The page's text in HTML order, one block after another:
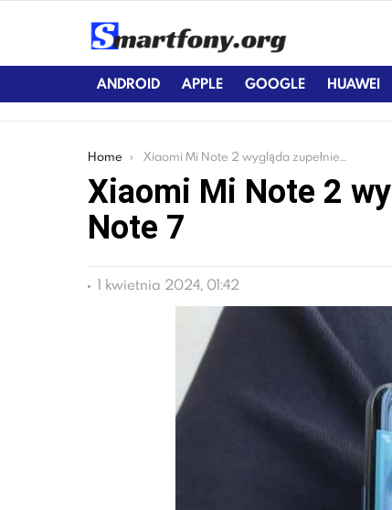
ANDROID APPLE GOOGLE HUAWEI
You are here:
Home Xiaomi Mi Note 2 wygląda zupełnie jak Galaxy Note 7
Xiaomi Mi Note 2
Note 7
1 kwietnia 2024, 01:42